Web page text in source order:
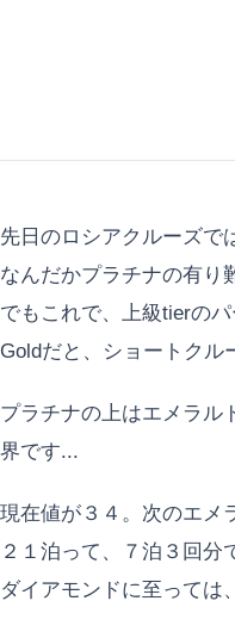
先日のロシアクルーズで
なんだかプラチナの有り
でもこれで、上級tierの
Goldだと、ショートクル
プラチナの上はエメラル
界です...
現在値が３４。次のエメ
２１泊って、７泊３回分
ダイアモンドに至っては